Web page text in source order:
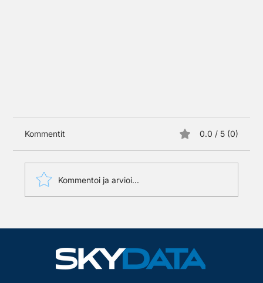
Ruiskudronet yleistyvät Suomessa
Kommentit 0.0 / 5 (0)
Kommentoi ja arvioi...